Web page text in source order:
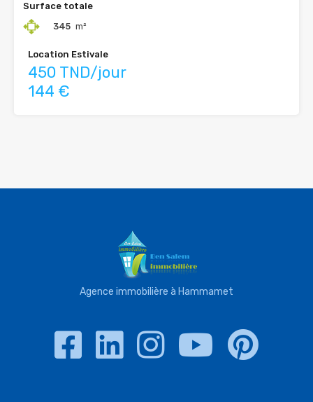
Surface totale
345 m²
Location Estivale
450 TND/jour
144 €
Agence immobilière à Hammamet